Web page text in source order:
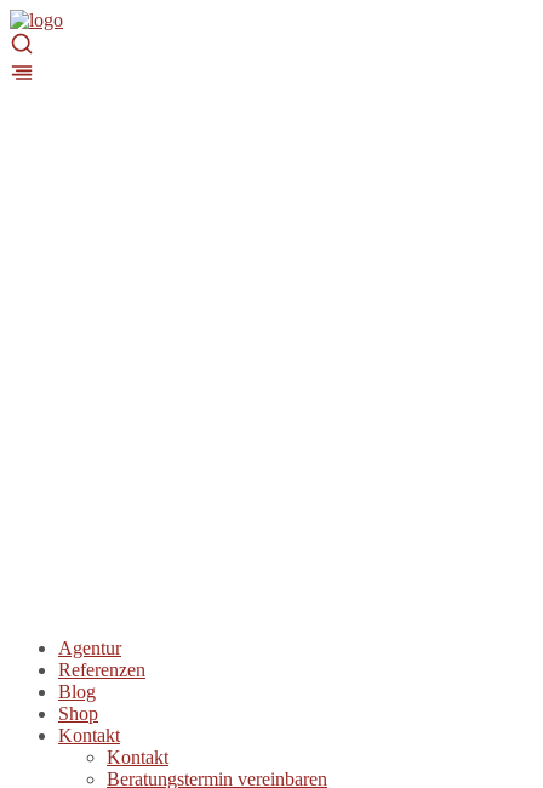
Agentur
Referenzen
Blog
Shop
Kontakt
Kontakt
Beratungstermin vereinbaren